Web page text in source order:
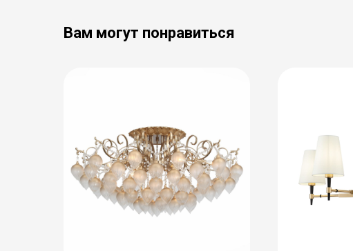
Вам могут понравиться